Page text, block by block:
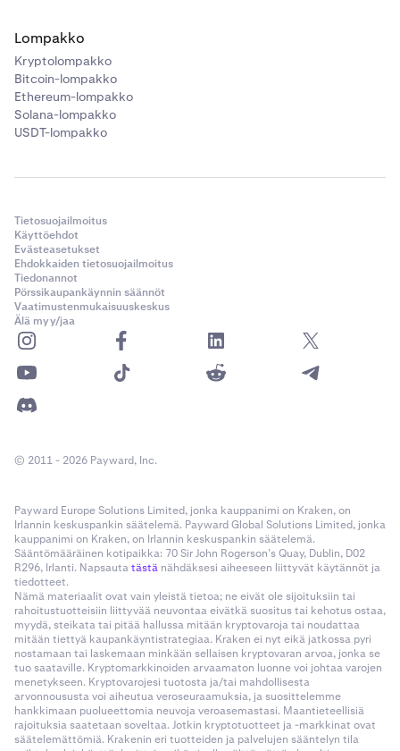
Lompakko
Kryptolompakko
Bitcoin-lompakko
Ethereum-lompakko
Solana-lompakko
USDT-lompakko
Tietosuojailmoitus
Käyttöehdot
Evästeasetukset
Ehdokkaiden tietosuojailmoitus
Tiedonannot
Pörssikaupankäynnin säännöt
Vaatimustenmukaisuuskeskus
Älä myy/jaa
© 2011 - 2026 Payward, Inc.
Payward Europe Solutions Limited, jonka kauppanimi on Kraken, on
Irlannin keskuspankin säätelemä. Payward Global Solutions Limited, jonka
kauppanimi on Kraken, on Irlannin keskuspankin säätelemä.
Sääntömääräinen kotipaikka: 70 Sir John Rogerson’s Quay, Dublin, D02
R296, Irlanti. Napsautatästä nähdäksesi aiheeseen liittyvät käytännöt ja
tiedotteet.
Nämä materiaalit ovat vain yleistä tietoa; ne eivät ole sijoituksiin tai
rahoitustuotteisiin liittyvää neuvontaa eivätkä suositus tai kehotus ostaa,
myydä, steikata tai pitää hallussa mitään kryptovaroja tai noudattaa
mitään tiettyä kaupankäyntistrategiaa. Kraken ei nyt eikä jatkossa pyri
nostamaan tai laskemaan minkään sellaisen kryptovaran arvoa, jonka se
tuo saataville. Kryptomarkkinoiden arvaamaton luonne voi johtaa varojen
menetykseen. Kryptovarojesi tuotosta ja/tai mahdollisesta
arvonnoususta voi aiheutua veroseuraamuksia, ja suosittelemme
hankkimaan puolueettomia neuvoja veroasemastasi. Maantieteellisiä
rajoituksia saatetaan soveltaa. Jotkin kryptotuotteet ja -markkinat ovat
säätelemättömiä. Krakenin eri tuotteiden ja palvelujen sääntelyn tila